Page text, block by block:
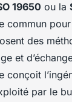
19650 ou la
commun
des
et
conçoit
par le